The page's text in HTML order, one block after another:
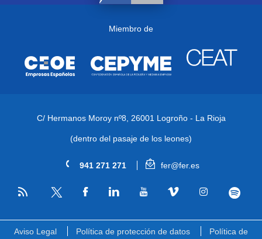
Miembro de
C/ Hermanos Moroy nº8, 26001 Logroño - La Rioja
(dentro del pasaje de los leones)
941 271 271 fer@fer.es
RSS
Aviso Legal Política de protección de datos Política de